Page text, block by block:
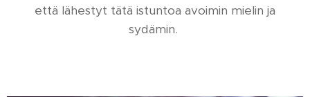
että lähestyt tätä istuntoa avoimin mielin ja
sydämin.